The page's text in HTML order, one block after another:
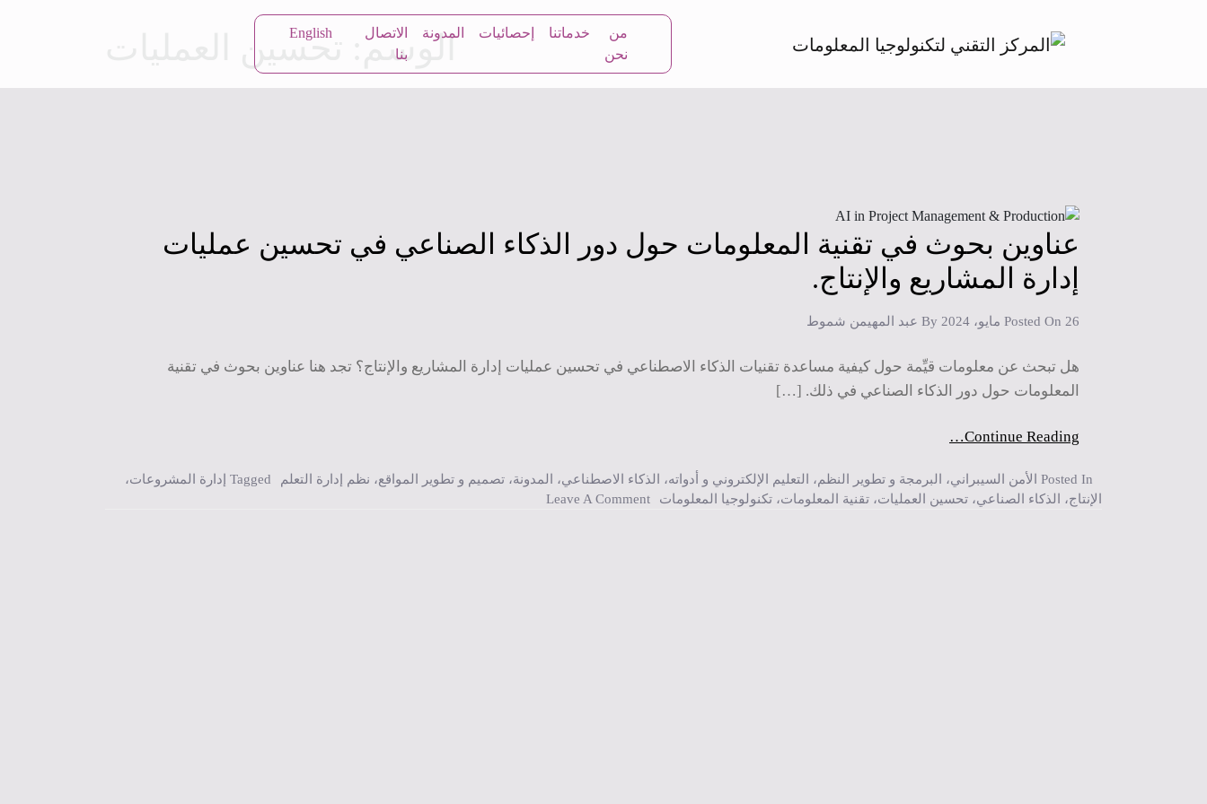
من
نحن
خدماتنا إحصائيات المدونة
الاتصال
بنا
English الوسم: تحسين العمليات
عناوين بحوث في تقنية المعلومات حول دور الذكاء الصناعي في تحسين عمليات
إدارة المشاريع والإنتاج.
Posted On 26 مايو، 2024 عبد المهيمن شموط
هل تبحث عن معلومات قيِّمة حول كيفية مساعدة تقنيات الذكاء الاصطناعي في تحسين عمليات إدارة المشاريع والإنتاج؟ تجد هنا عناوين بحوث في تقنية
المعلومات حول دور الذكاء الصناعي في ذلك. […]
Continue Reading…
Posted In الأمن السيبراني، البرمجة و تطوير النظم، التعليم الإلكتروني و أدواته، الذكاء الاصطناعي، المدونة، تصميم و تطوير المواقع، نظم إدارة التعلم Tagged إدارة المشروعات،
الإنتاج، الذكاء الصناعي، تحسين العمليات، تقنية المعلومات، تكنولوجيا المعلومات Leave A Comment